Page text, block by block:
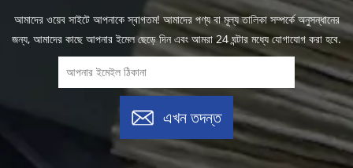
আমাদের ওয়েব সাইটে আপনাকে স্বাগতম! আমাদের পণ্য বা মূল্য তালিকা সম্পর্কে অনুসন্ধানের
জন্য, আমাদের কাছে আপনার ইমেল ছেড়ে দিন এবং আমরা 24 ঘন্টার মধ্যে যোগাযোগ করা হবে.
এখন তদন্ত